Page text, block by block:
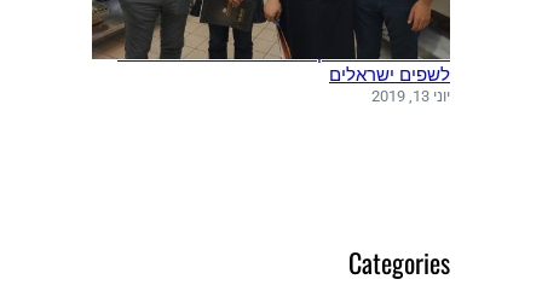
משלחת שפים מקוריאה ערכה סדנאות בישול
לשפים ישראלים
יוני 13, 2019
Categories